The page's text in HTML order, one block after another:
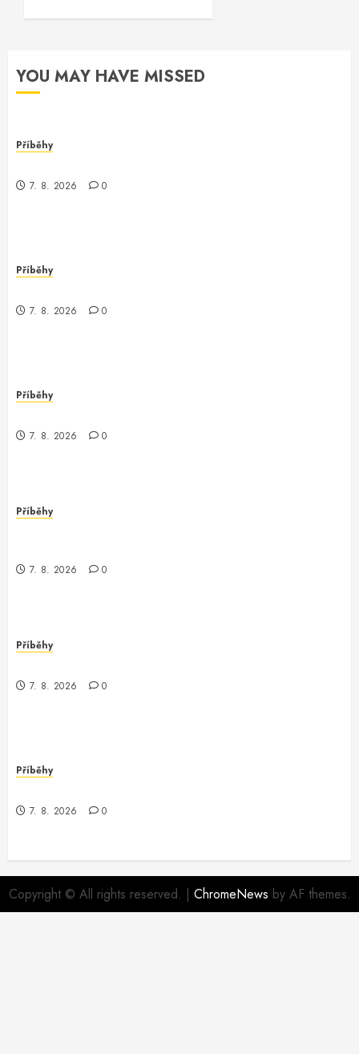
YOU MAY HAVE MISSED
Příběhy
7. 8. 2026 0
Příběhy
7. 8. 2026 0
Příběhy
7. 8. 2026 0
Příběhy
7. 8. 2026 0
Příběhy
7. 8. 2026 0
Příběhy
7. 8. 2026 0
Copyright © All rights reserved. | ChromeNews by AF themes.